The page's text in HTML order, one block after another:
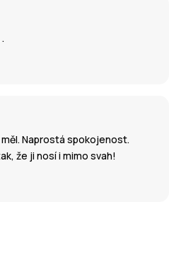
Naprostá spokojenost.
že ji nosí i mimo svah!